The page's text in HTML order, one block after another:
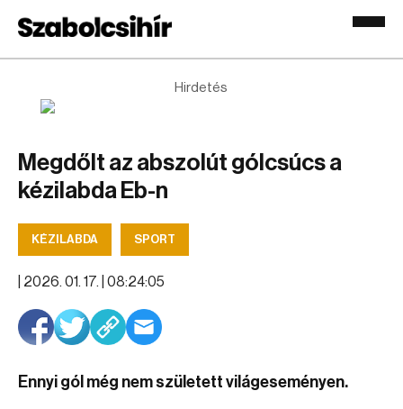
Hirdetés
Megdőlt az abszolút gólcsúcs a
kézilabda Eb-n
KÉZILABDA SPORT
2026. 01. 17. | 08:24:05
Ennyi gól még nem született világeseményen.